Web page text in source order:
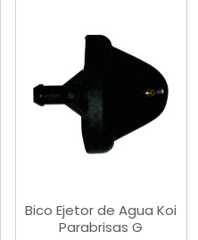
Bico Ejetor de Agua Koi
Parabrisas G